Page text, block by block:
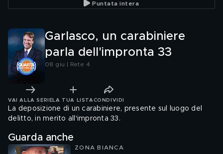
Puntata intera
Garlasco, un carabiniere
parla dell'impronta 33
08 giu | Rete 4
VAI ALLA SERIE LA TUA LISTA CONDIVIDI
La deposizione di un carabiniere, presente sul luogo del
delitto, in merito all'impronta 33.
Guarda anche
ZONA BIANCA